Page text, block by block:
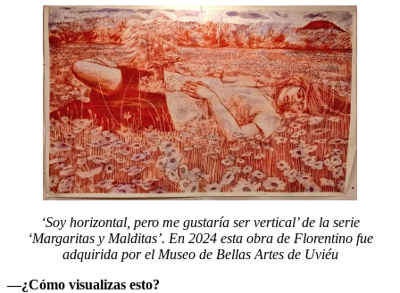
‘Soy horizontal, pero me gustaría ser vertical’ de la serie
‘Margaritas y Malditas’. En 2024 esta obra de Florentino fue
adquirida por el Museo de Bellas Artes de Uviéu
—¿Cómo visualizas esto?